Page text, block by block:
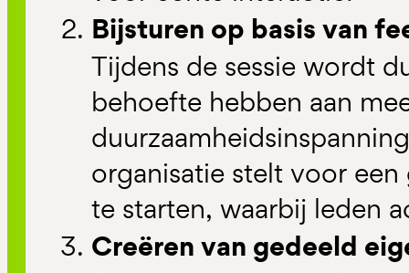
Bijsturen op basis van
Tijdens de sessie wordt
behoefte hebben aan
organisatie stelt voor
te starten, waarbij leden
Creëren van gedeeld